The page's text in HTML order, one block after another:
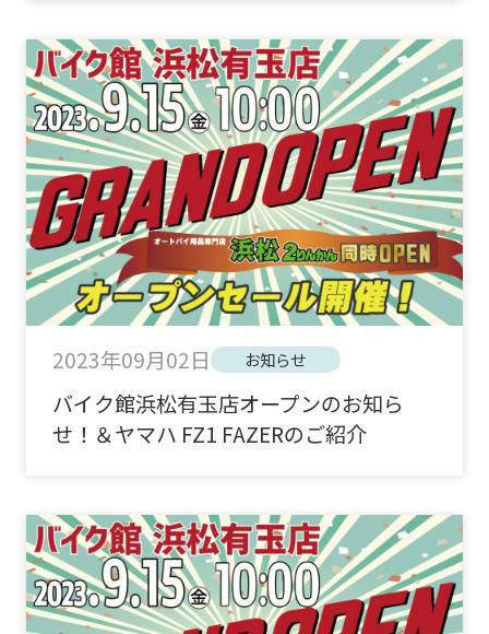
2023年09月02日 お知らせ
バイク館浜松有玉店オープンのお知ら
せ！＆ヤマハ FZ1 FAZERのご紹介